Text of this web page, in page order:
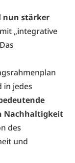
nun stärker
„integrative
in jedes
Nachhaltigkeit
des
und